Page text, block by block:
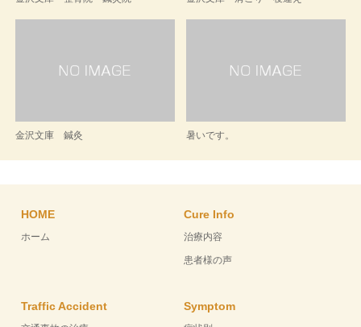
金沢文庫 鍼灸 暑いです。
HOME
ホーム
Cure Info
治療内容
患者様の声
Traffic Accident Symptom